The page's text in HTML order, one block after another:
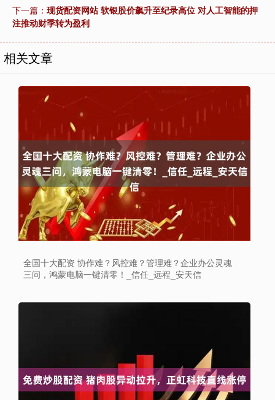
下一篇： 现货配资网站 软银股价飙升至纪录高位 对人工智能的押
注推动财季转为盈利
相关文章
全国十大配资 协作难？风控难？管理难？企业办公灵魂
三问，鸿蒙电脑一键清零！_信任_远程_安天信